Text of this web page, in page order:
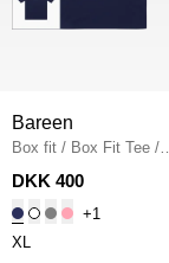
Bareen
Box fit / Box Fit Tee /
NAVY
DKK 400
+1
XL